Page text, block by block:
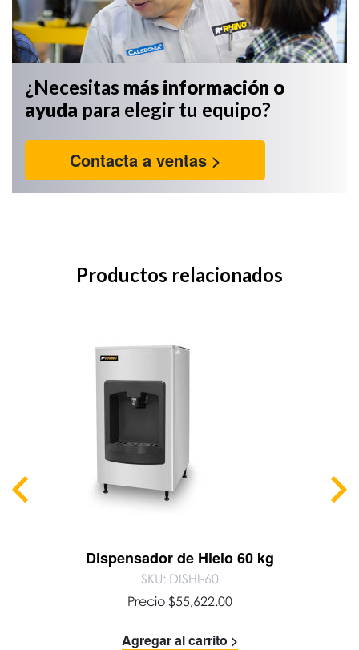
¿Necesitas más información o
ayuda para elegir tu equipo?
Contacta a ventas >
Productos relacionados
Dispensador de Hielo 60 kg
SKU: DISHI-60
Precio $55,622.00
Agregar al carrito >